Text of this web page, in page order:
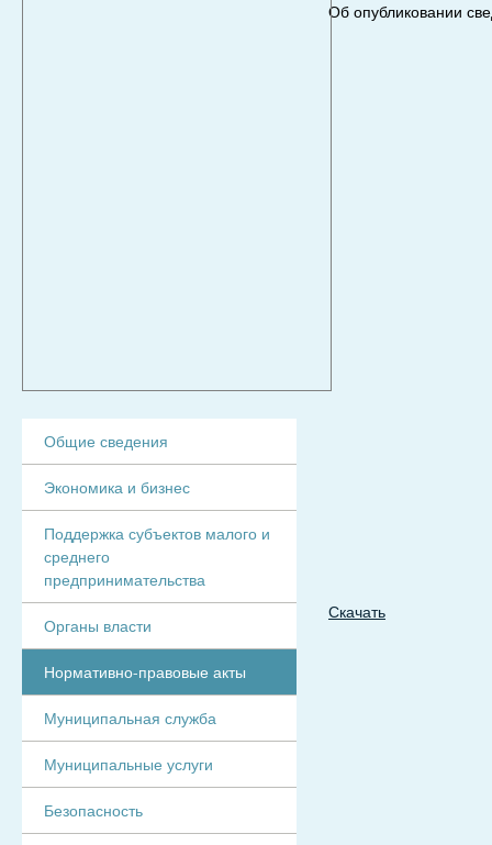
Об опубликовании
Скачать
Общие сведения
Экономика и бизнес
Поддержка субъектов малого и
среднего
предпринимательства
Органы власти
Нормативно-правовые акты
Муниципальная служба
Муниципальные услуги
Безопасность